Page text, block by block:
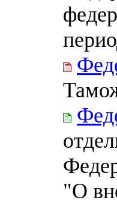
"О